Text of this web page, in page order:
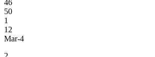
46
50
1
12
Mar-4